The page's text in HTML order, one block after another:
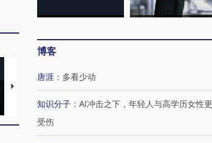
马航飞行员跨国走私7万
粒摇头丸 尿检体内含3种
术：是什么让中产们甘
心“花钱找虐”？
泽
要
博客
唐涯 ： 多看少动
知识分子 ： AI冲击之下，年轻人与高学历女性更
受伤